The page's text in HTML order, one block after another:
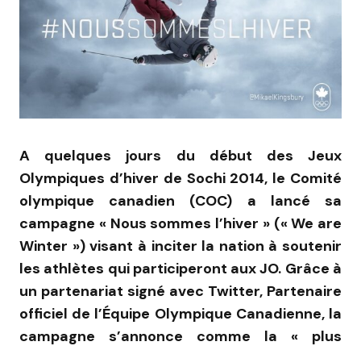
A quelques jours du début des Jeux
Olympiques d’hiver de Sochi 2014, le Comité
olympique canadien (COC) a lancé sa
campagne « Nous sommes l’hiver » (« We are
Winter ») visant à inciter la nation à soutenir
les athlètes qui participeront aux JO. Grâce à
un partenariat signé avec Twitter, Partenaire
officiel de l’Équipe Olympique Canadienne, la
campagne s’annonce comme la « plus